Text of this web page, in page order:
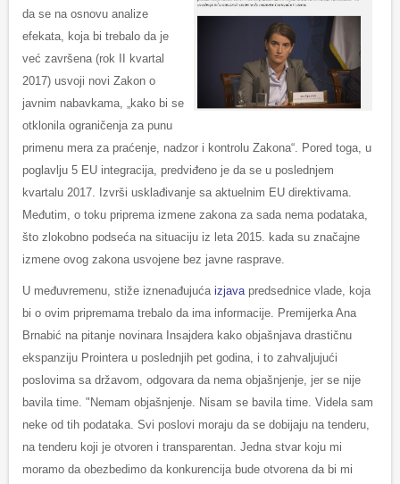
da se na osnovu analize
efekata, koja bi trebalo da je
već završena (rok II kvartal
2017) usvoji novi Zakon o
javnim nabavkama, „kako bi se
otklonila ograničenja za punu
primenu mera za praćenje, nadzor i kontrolu Zakona“. Pored toga, u
poglavlju 5 EU integracija, predviđeno je da se u poslednjem
kvartalu 2017. Izvrši usklađivanje sa aktuelnim EU direktivama.
Međutim, o toku priprema izmene zakona za sada nema podataka,
što zlokobno podseća na situaciju iz leta 2015. kada su značajne
izmene ovog zakona usvojene bez javne rasprave.
U međuvremenu, stiže iznenađujuća izjava predsednice vlade, koja
bi o ovim pripremama trebalo da ima informacije. Premijerka Ana
Brnabić na pitanje novinara Insajdera kako objašnjava drastičnu
ekspanziju Prointera u poslednjih pet godina, i to zahvaljujući
poslovima sa državom, odgovara da nema objašnjenje, jer se nije
bavila time. "Nemam objašnjenje. Nisam se bavila time. Videla sam
neke od tih podataka. Svi poslovi moraju da se dobijaju na tenderu,
na tenderu koji je otvoren i transparentan. Jedna stvar koju mi
moramo da obezbedimo da konkurencija bude otvorena da bi mi